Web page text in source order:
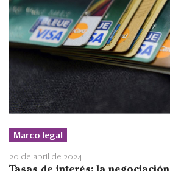
Marco legal
20 de abril de 2024